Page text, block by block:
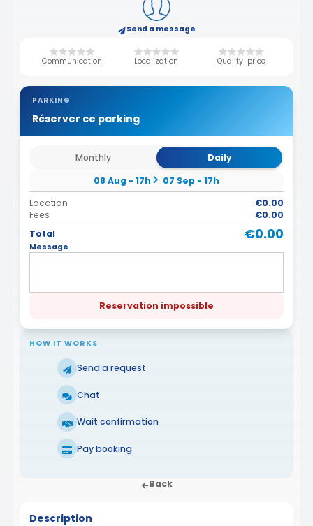
Send a message
Communication Localization Quality-price
PARKING
Réserver ce parking
Monthly
Daily
08 Aug - 17h
07 Sep - 17h
Location
€0.00
Fees
€0.00
Total
€0.00
Message
Reservation impossible
HOW IT WORKS
Send a request
Chat
Wait confirmation
Pay booking
Back
Description